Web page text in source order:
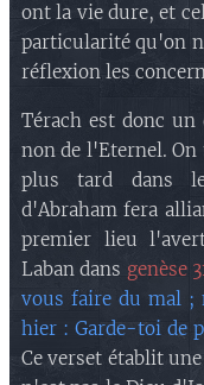
ont la vie dure, et
particularité qu'on
réflexion les
Térach est donc un
non de l'Eternel.
plus tard dans
d'Abraham fera
premier lieu
Laban dans genèse
vous faire du mal ;
hier : Garde-toi de
Ce verset établit